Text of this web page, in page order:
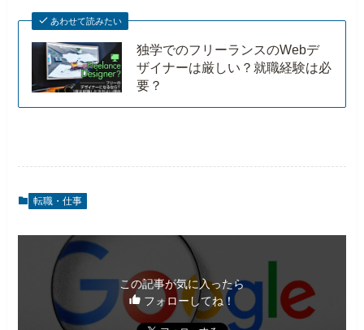
あわせて読みたい
独学でのフリーランスのWebデ
ザイナーは厳しい？就職経験は必
要？
転職・仕事
この記事が気に入ったら
フォローしてね！